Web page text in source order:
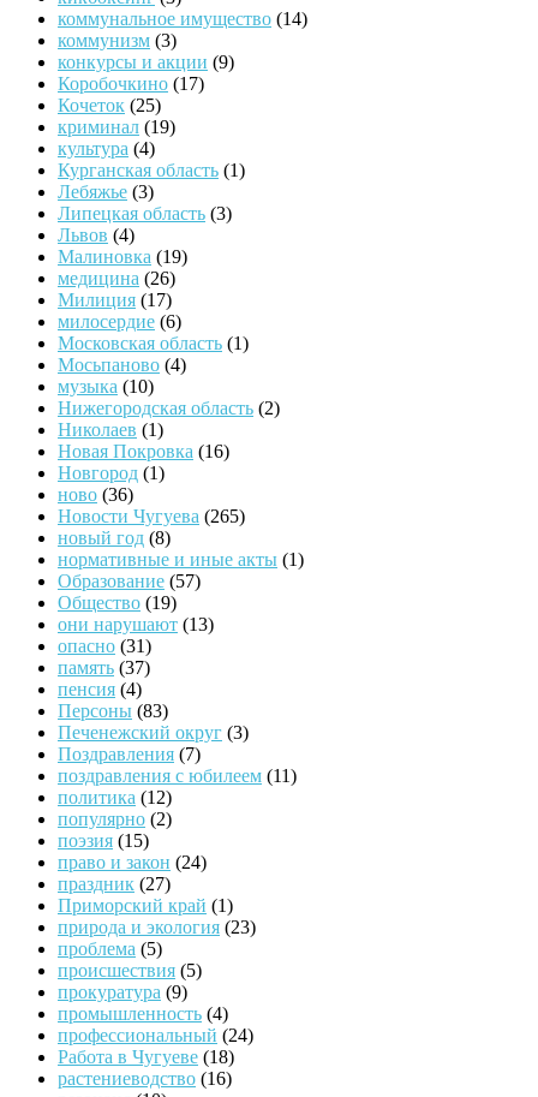
коммунальное имущество (14)
коммунизм (3)
конкурсы и акции (9)
Коробочкино (17)
Кочеток (25)
криминал (19)
культура (4)
Курганская область (1)
Лебяжье (3)
Липецкая область (3)
Львов (4)
Малиновка (19)
медицина (26)
Милиция (17)
милосердие (6)
Московская область (1)
Мосьпаново (4)
музыка (10)
Нижегородская область (2)
Николаев (1)
Новая Покровка (16)
Новгород (1)
ново (36)
Новости Чугуева (265)
новый год (8)
нормативные и иные акты (1)
Образование (57)
Общество (19)
они нарушают (13)
опасно (31)
память (37)
пенсия (4)
Персоны (83)
Печенежский округ (3)
Поздравления (7)
поздравления с юбилеем (11)
политика (12)
популярно (2)
поэзия (15)
право и закон (24)
праздник (27)
Приморский край (1)
природа и экология (23)
проблема (5)
происшествия (5)
прокуратура (9)
промышленность (4)
профессиональный (24)
Работа в Чугуеве (18)
растениеводство (16)